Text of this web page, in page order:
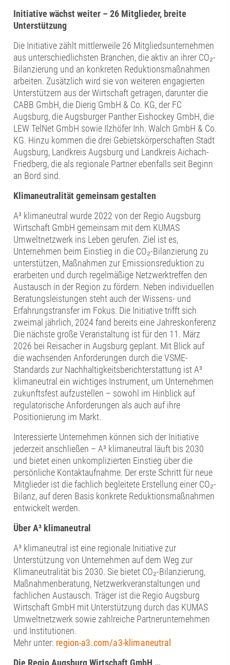
Initiative wächst weiter – 26 Mitglieder, breite
Unterstützung
Die Initiative zählt mittlerweile 26 Mitgliedsunternehmen
aus unterschiedlichsten Branchen, die aktiv an ihrer CO₂-
Bilanzierung und an konkreten Reduktionsmaßnahmen
arbeiten. Zusätzlich wird sie von weiteren engagierten
Unterstützern aus der Wirtschaft getragen, darunter die
CABB GmbH, die Dierig GmbH & Co. KG, der FC
Augsburg, die Augsburger Panther Eishockey GmbH, die
LEW TelNet GmbH sowie Ilzhöfer Inh. Walch GmbH & Co.
KG. Hinzu kommen die drei Gebietskörperschaften Stadt
Augsburg, Landkreis Augsburg und Landkreis Aichach-
Friedberg, die als regionale Partner ebenfalls seit Beginn
an Bord sind.
Klimaneutralität gemeinsam gestalten
A³ klimaneutral wurde 2022 von der Regio Augsburg
Wirtschaft GmbH gemeinsam mit dem KUMAS
Umweltnetzwerk ins Leben gerufen. Ziel ist es,
Unternehmen beim Einstieg in die CO₂-Bilanzierung zu
unterstützen, Maßnahmen zur Emissionsreduktion zu
erarbeiten und durch regelmäßige Netzwerktreffen den
Austausch in der Region zu fördern. Neben individuellen
Beratungsleistungen steht auch der Wissens- und
Erfahrungstransfer im Fokus. Die Initiative trifft sich
zweimal jährlich, 2024 fand bereits eine Jahreskonferenz
Die nächste große Veranstaltung ist für den 11. März
2026 bei Reisacher in Augsburg geplant. Mit Blick auf
die wachsenden Anforderungen durch die VSME-
Standards zur Nachhaltigkeitsberichterstattung ist A³
klimaneutral ein wichtiges Instrument, um Unternehmen
zukunftsfest aufzustellen – sowohl im Hinblick auf
regulatorische Anforderungen als auch auf ihre
Positionierung im Markt.
Interessierte Unternehmen können sich der Initiative
jederzeit anschließen – A³ klimaneutral läuft bis 2030
und bietet einen unkomplizierten Einstieg über die
persönliche Kontaktaufnahme. Der erste Schritt für neue
Mitglieder ist die fachlich begleitete Erstellung einer CO₂-
Bilanz, auf deren Basis konkrete Reduktionsmaßnahmen
entwickelt werden.
Über A³ klimaneutral
A³ klimaneutral ist eine regionale Initiative zur
Unterstützung von Unternehmen auf dem Weg zur
Klimaneutralität bis 2030. Sie bietet CO₂-Bilanzierung,
Maßnahmenberatung, Netzwerkveranstaltungen und
fachlichen Austausch. Träger ist die Regio Augsburg
Wirtschaft GmbH mit Unterstützung durch das KUMAS
Umweltnetzwerk sowie zahlreiche Partnerunternehmen
und Institutionen.
Mehr unter: region-a3.com/a3-klimaneutral